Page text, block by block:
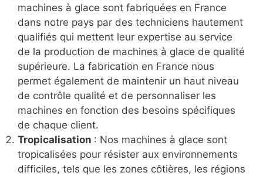
machines à glace sont fabriquées en France
dans notre pays par des techniciens hautement
qualifiés qui mettent leur expertise au service
de la production de machines à glace de qualité
supérieure. La fabrication en France nous
permet également de maintenir un haut niveau
de contrôle qualité et de personnaliser les
machines en fonction des besoins spécifiques
de chaque client.
Tropicalisation : Nos machines à glace sont
tropicalisées pour résister aux environnements
difficiles, tels que les zones côtières, les régions